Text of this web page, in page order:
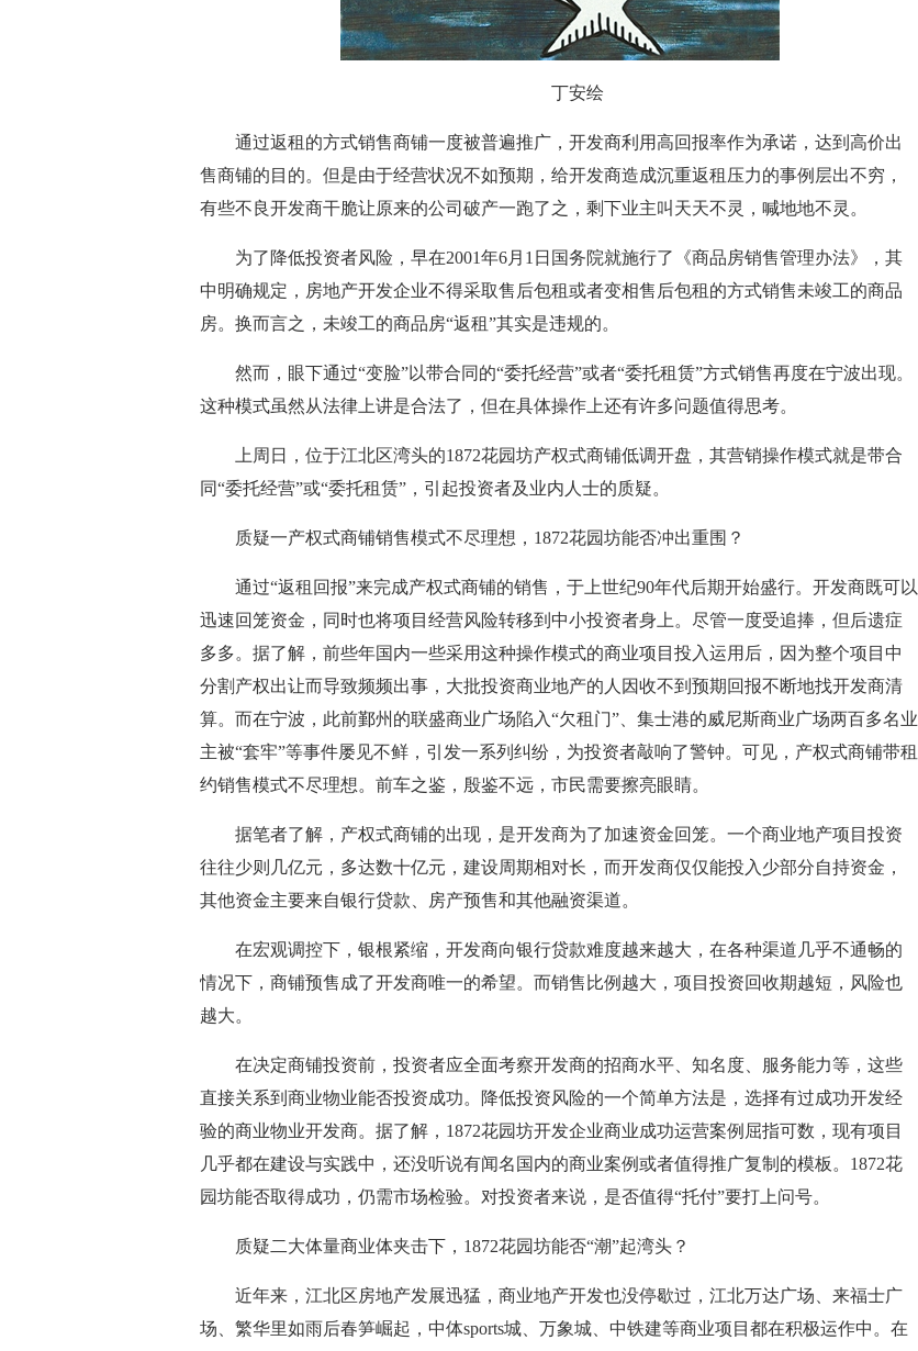
丁安绘
通过返租的方式销售商铺一度被普遍推广，开发商利用高回报率作为承诺，达到高价出
售商铺的目的。但是由于经营状况不如预期，给开发商造成沉重返租压力的事例层出不穷，
有些不良开发商干脆让原来的公司破产一跑了之，剩下业主叫天天不灵，喊地地不灵。
为了降低投资者风险，早在2001年6月1日国务院就施行了《商品房销售管理办法》，其
中明确规定，房地产开发企业不得采取售后包租或者变相售后包租的方式销售未竣工的商品
房。换而言之，未竣工的商品房“返租”其实是违规的。
然而，眼下通过“变脸”以带合同的“委托经营”或者“委托租赁”方式销售再度在宁波出现。
这种模式虽然从法律上讲是合法了，但在具体操作上还有许多问题值得思考。
上周日，位于江北区湾头的1872花园坊产权式商铺低调开盘，其营销操作模式就是带合
同“委托经营”或“委托租赁”，引起投资者及业内人士的质疑。
质疑一产权式商铺销售模式不尽理想，1872花园坊能否冲出重围？
通过“返租回报”来完成产权式商铺的销售，于上世纪90年代后期开始盛行。开发商既可以
迅速回笼资金，同时也将项目经营风险转移到中小投资者身上。尽管一度受追捧，但后遗症
多多。据了解，前些年国内一些采用这种操作模式的商业项目投入运用后，因为整个项目中
分割产权出让而导致频频出事，大批投资商业地产的人因收不到预期回报不断地找开发商清
算。而在宁波，此前鄞州的联盛商业广场陷入“欠租门”、集士港的威尼斯商业广场两百多名业
主被“套牢”等事件屡见不鲜，引发一系列纠纷，为投资者敲响了警钟。可见，产权式商铺带租
约销售模式不尽理想。前车之鉴，殷鉴不远，市民需要擦亮眼睛。
据笔者了解，产权式商铺的出现，是开发商为了加速资金回笼。一个商业地产项目投资
往往少则几亿元，多达数十亿元，建设周期相对长，而开发商仅仅能投入少部分自持资金，
其他资金主要来自银行贷款、房产预售和其他融资渠道。
在宏观调控下，银根紧缩，开发商向银行贷款难度越来越大，在各种渠道几乎不通畅的
情况下，商铺预售成了开发商唯一的希望。而销售比例越大，项目投资回收期越短，风险也
越大。
在决定商铺投资前，投资者应全面考察开发商的招商水平、知名度、服务能力等，这些
直接关系到商业物业能否投资成功。降低投资风险的一个简单方法是，选择有过成功开发经
验的商业物业开发商。据了解，1872花园坊开发企业商业成功运营案例屈指可数，现有项目
几乎都在建设与实践中，还没听说有闻名国内的商业案例或者值得推广复制的模板。1872花
园坊能否取得成功，仍需市场检验。对投资者来说，是否值得“托付”要打上问号。
质疑二大体量商业体夹击下，1872花园坊能否“潮”起湾头？
近年来，江北区房地产发展迅猛，商业地产开发也没停歇过，江北万达广场、来福士广
场、繁华里如雨后春笋崛起，中体sports城、万象城、中铁建等商业项目都在积极运作中。在